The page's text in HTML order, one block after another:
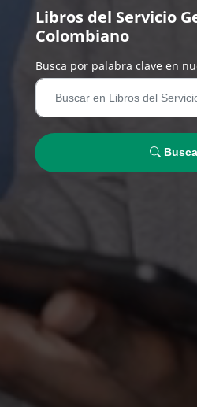
Libros del Servicio
Colombiano
Busca por palabra clave en